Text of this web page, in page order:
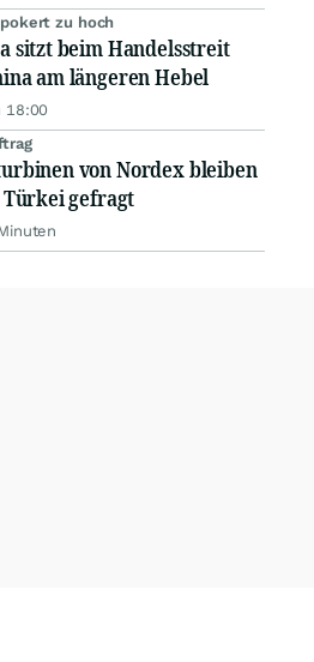
zu hoch
sitzt beim Handelsstreit
am längeren Hebel
18:00
von Nordex bleiben
gefragt